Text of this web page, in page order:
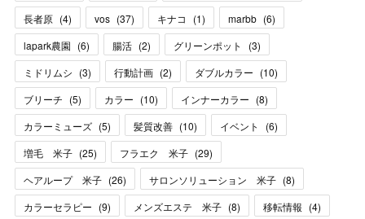
長者原 (4) vos (37) キナコ (1) marbb (6)
lapark農園 (6) 腸活 (2) グリーンポット (3)
ミドリムシ (3) 行動計画 (2) ダブルカラー (10)
ブリーチ (5) カラー (10) インナーカラー (8)
カラーミューズ (5) 髪質改善 (10) イベント (6)
増毛 米子 (25) フラエク 米子 (29)
ヘアループ 米子 (26) サロンソリューション 米子 (8)
カラーセラピー (9) メンズエステ 米子 (8) 移転情報 (4)